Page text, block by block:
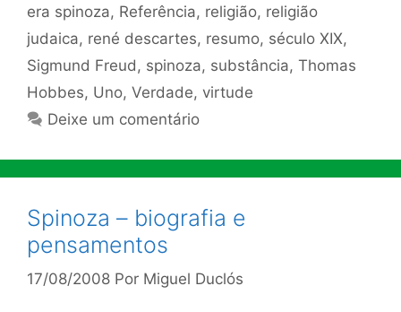
era spinoza, Referência, religião, religião
judaica, rené descartes, resumo, século XIX,
Sigmund Freud , spinoza, substância, Thomas
Hobbes, Uno, Verdade, virtude
Deixe um comentário
Spinoza – biografia e
pensamentos
17/08/2008 Por Miguel Duclós